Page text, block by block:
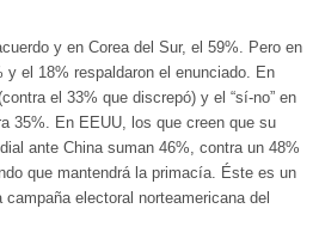
y en Corea del Sur, el 59%. Pero en
el 18% respaldaron el enunciado. En
el 33% que discrepó) y el “sí-no” en
35%. En EEUU, los que creen que su
ante China suman 46%, contra un 48%
que mantendrá la primacía. Éste es un
electoral norteamericana del